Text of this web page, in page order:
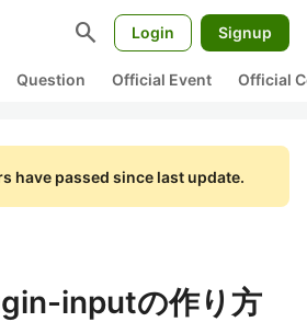
search Login Signup
Question Official Event Official
have passed since last update.
inputの作り方